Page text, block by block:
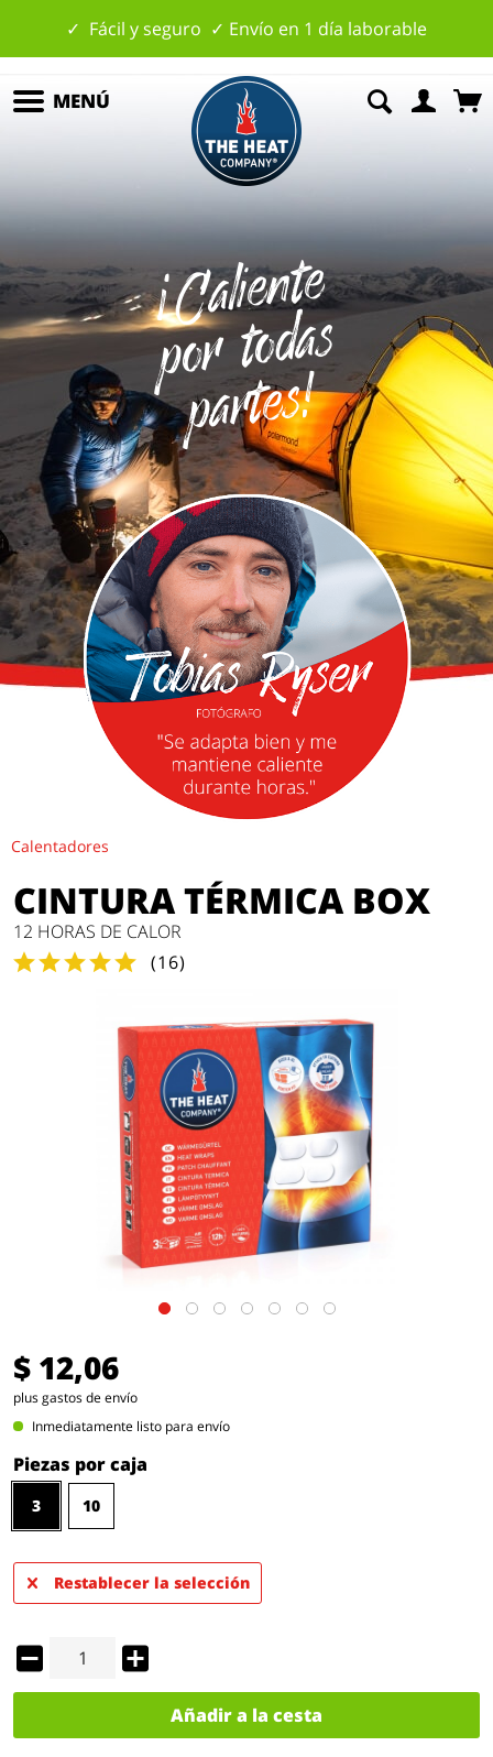
✓ Fácil y seguro ✓ Envío en 1 día laborable
¡
C
ali
e
nt
e
p
o
r
t
o
d
as
p
art
es
!
MENÚ
Calentadores
CINTURA TÉRMICA BOX
12 HORAS DE CALOR
(16)
$ 12,06
plus gastos de envío
Inmediatamente listo para envío
Piezas por caja
3 10
Restablecer la selección
Añadir a la cesta